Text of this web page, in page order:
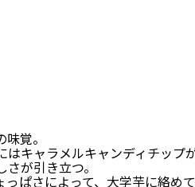
覚。
キャラメルキャンディチップ
が引き立つ。
ぱさによって、大学芋に絡め